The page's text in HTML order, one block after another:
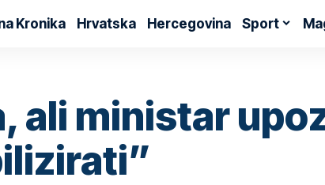
Kronika Hrvatska Hercegovina Sport
ali ministar